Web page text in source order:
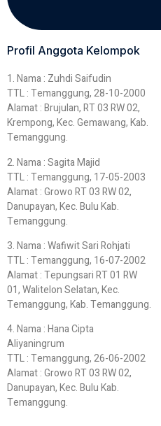
Profil Anggota Kelompok
1. Nama : Zuhdi Saifudin
TTL : Temanggung, 28-10-2000
Alamat : Brujulan, RT 03 RW 02,
Krempong, Kec. Gemawang, Kab.
Temanggung.
2. Nama : Sagita Majid
TTL : Temanggung, 17-05-2003
Alamat : Growo RT 03 RW 02,
Danupayan, Kec. Bulu Kab.
Temanggung.
3. Nama : Wafiwit Sari Rohjati
TTL : Temanggung, 16-07-2002
Alamat : Tepungsari RT 01 RW
01, Walitelon Selatan, Kec.
Temanggung, Kab. Temanggung.
4. Nama : Hana Cipta
Aliyaningrum
TTL : Temanggung, 26-06-2002
Alamat : Growo RT 03 RW 02,
Danupayan, Kec. Bulu Kab.
Temanggung.